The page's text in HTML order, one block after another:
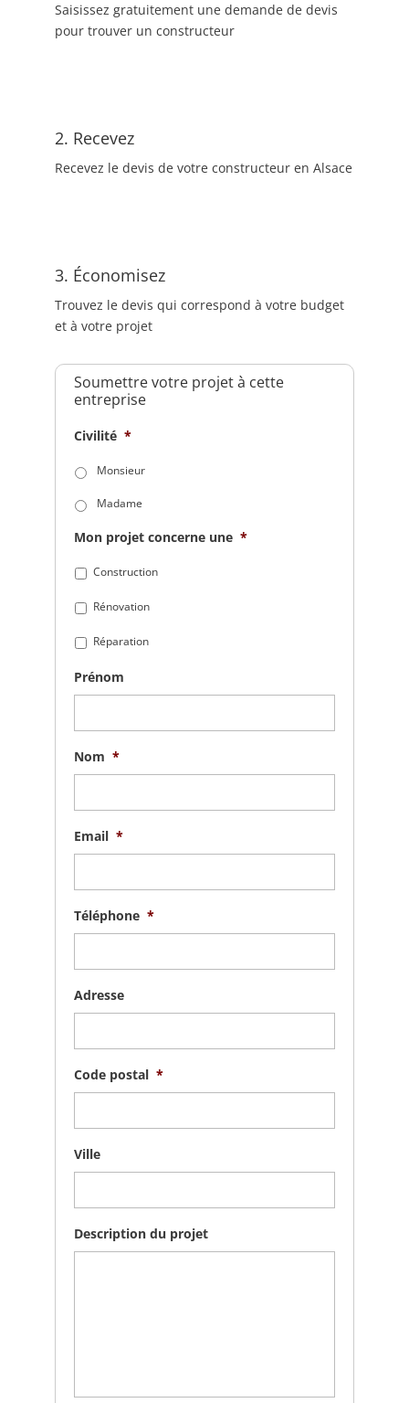
Saisissez gratuitement une demande de devis
pour trouver un constructeur
2. Recevez
Recevez le devis de votre constructeur en Alsace
3. Économisez
Trouvez le devis qui correspond à votre budget
et à votre projet
Soumettre votre projet à cette
entreprise
Civilité *
Monsieur
Madame
Mon projet concerne une *
Construction
Rénovation
Réparation
Prénom
Nom *
Email *
Téléphone *
Adresse
Code postal *
Ville
Description du projet